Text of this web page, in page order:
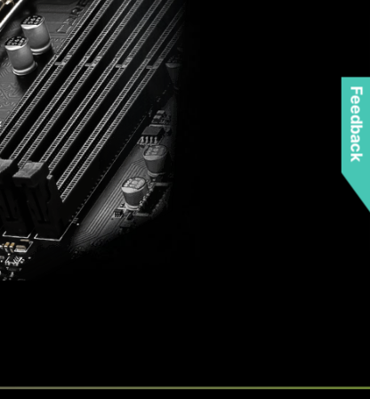
Feedback